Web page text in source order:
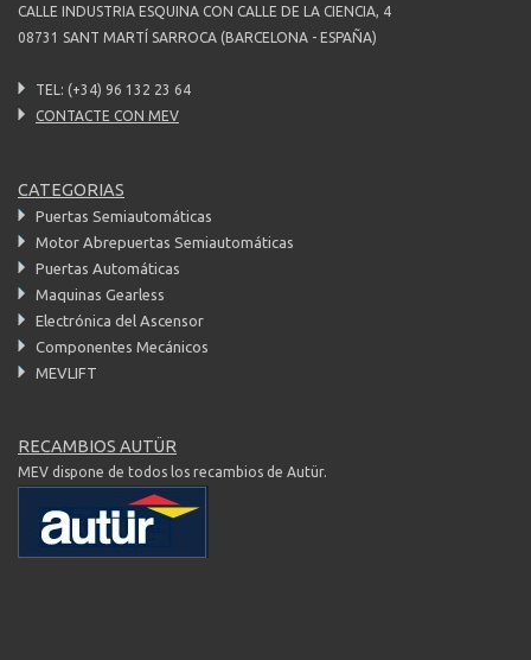
CALLE INDUSTRIA ESQUINA CON CALLE DE LA CIENCIA, 4
08731 SANT MARTÍ SARROCA (BARCELONA - ESPAÑA)
TEL: (+34) 96 132 23 64
CONTACTE CON MEV
CATEGORIAS
Puertas Semiautomáticas
Motor Abrepuertas Semiautomáticas
Puertas Automáticas
Maquinas Gearless
Electrónica del Ascensor
Componentes Mecánicos
MEVLIFT
RECAMBIOS AUTÜR
MEV dispone de todos los recambios de Autür.